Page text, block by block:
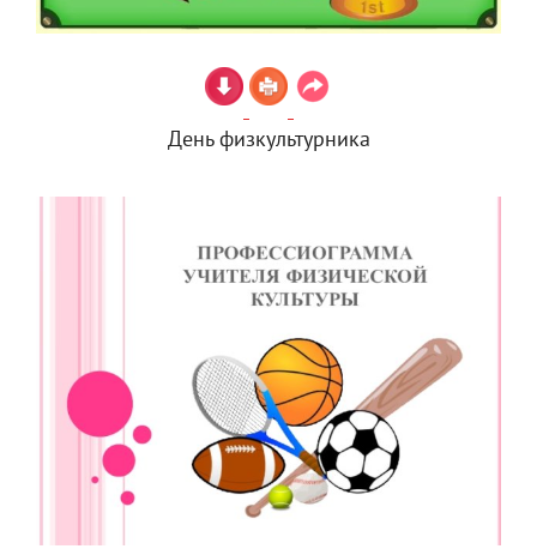
День физкультурника